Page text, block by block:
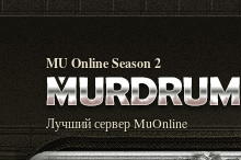
MU Online Season 2
Лучший сервер MuOnline